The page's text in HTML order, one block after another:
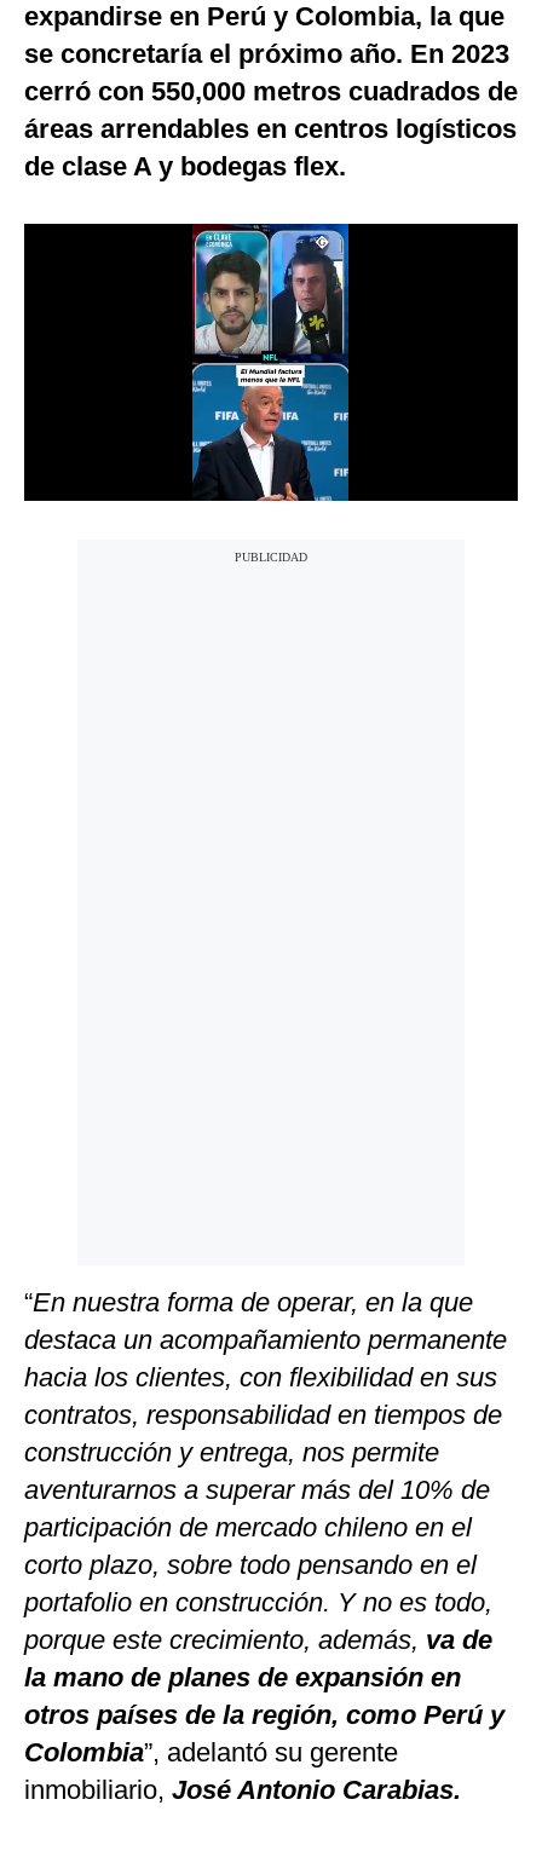
Internacional
Tecnología
Mix
expandirse en Perú y Colombia, la que
se concretaría el próximo año. En 2023
cerró con 550,000 metros cuadrados de
áreas arrendables en centros logísticos
de clase A y bodegas flex.
“En nuestra forma de operar, en la que
destaca un acompañamiento permanente
hacia los clientes, con flexibilidad en sus
contratos, responsabilidad en tiempos de
construcción y entrega, nos permite
aventurarnos a superar más del 10% de
participación de mercado chileno en el
corto plazo, sobre todo pensando en el
portafolio en construcción. Y no es todo,
porque este crecimiento, además, va de
la mano de planes de expansión en
otros países de la región, como Perú y
Colombia”, adelantó su gerente
inmobiliario, José Antonio Carabias.